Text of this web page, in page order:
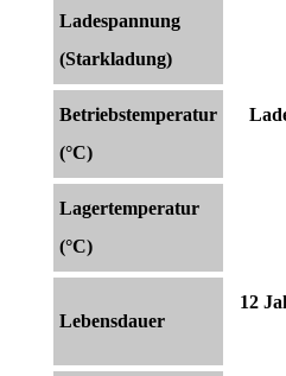
Ladespannung
(Starkladung)
Betriebstemperatur
(°C)
Lagertemperatur
(°C)
Lebensdauer
12